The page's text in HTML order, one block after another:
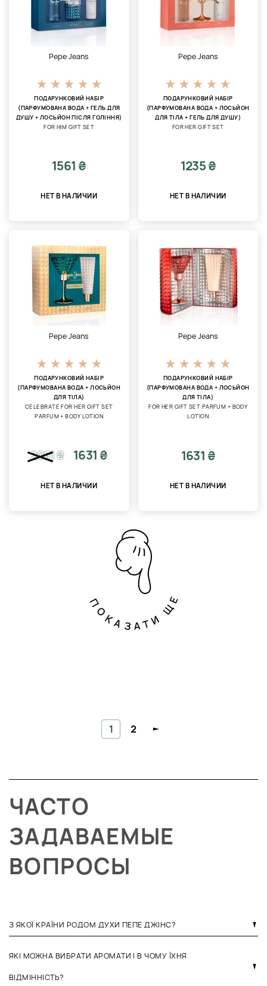
Pepe Jeans
ПОДАРУНКОВИЙ НАБІР
(ПАРФУМОВАНА ВОДА + ГЕЛЬ ДЛЯ
ДУШУ + ЛОСЬЙОН ПІСЛЯ ГОЛІННЯ)
FOR HIM GIFT SET
1561 ₴
НЕТ В НАЛИЧИИ
Pepe Jeans
ПОДАРУНКОВИЙ НАБІР
(ПАРФУМОВАНА ВОДА + ЛОСЬЙОН
ДЛЯ ТІЛА + ГЕЛЬ ДЛЯ ДУШУ)
FOR HER GIFT SET
1235 ₴
НЕТ В НАЛИЧИИ
Pepe Jeans
ПОДАРУНКОВИЙ НАБІР
(ПАРФУМОВАНА ВОДА + ЛОСЬЙОН
ДЛЯ ТІЛА)
CELEBRATE FOR HER GIFT SET
PARFUM + BODY LOTION
2061₴ 1631 ₴
НЕТ В НАЛИЧИИ
Pepe Jeans
ПОДАРУНКОВИЙ НАБІР
(ПАРФУМОВАНА ВОДА + ЛОСЬЙОН
ДЛЯ ТІЛА)
FOR HER GIFT SET PARFUM + BODY
LOTION
1631 ₴
НЕТ В НАЛИЧИИ
ПОКАЗАТИ ЩЕ
1 2
ЧАСТО
ЗАДАВАЕМЫЕ
ВОПРОСЫ
З ЯКОЇ КРАЇНИ РОДОМ ДУХИ ПЕПЕ ДЖІНС?
ЯКІ МОЖНА ВИБРАТИ АРОМАТИ І В ЧОМУ ЇХНЯ
ВІДМІННІСТЬ?